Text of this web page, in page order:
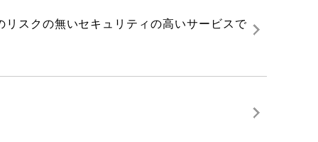
スクの無いセキュリティの高いサービスで